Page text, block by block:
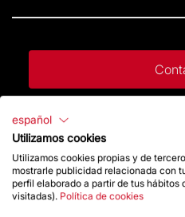
español
Utilizamos cookies
Utilizamos cookies propias y de
mostrarle publicidad relacionada con
perfil elaborado a partir de tus hábitos
visitadas). Política de cookies